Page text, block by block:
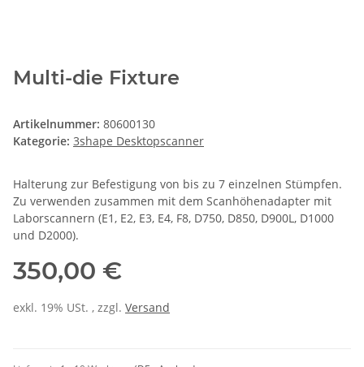
Multi-die Fixture
Artikelnummer: 80600130
Kategorie: 3shape Desktopscanner
Halterung zur Befestigung von bis zu 7 einzelnen Stümpfen.
Zu verwenden zusammen mit dem Scanhöhenadapter mit
Laborscannern (E1, E2, E3, E4, F8, D750, D850, D900L, D1000
und D2000).
350,00 €
exkl. 19% USt. , zzgl. Versand